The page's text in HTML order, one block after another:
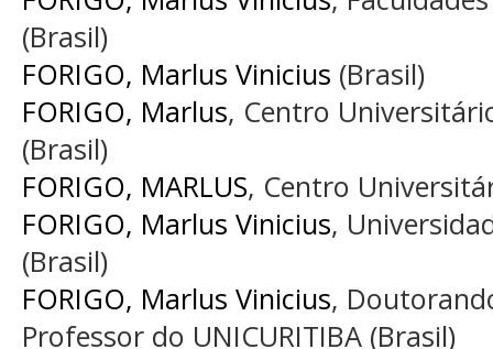
(Brasil)
FORIGO, Marlus Vinicius (Brasil)
FORIGO, Marlus, Centro
(Brasil)
FORIGO, MARLUS, Centro
FORIGO, Marlus Vinicius,
(Brasil)
FORIGO, Marlus Vinicius,
Professor do UNICURITIBA (Brasil)